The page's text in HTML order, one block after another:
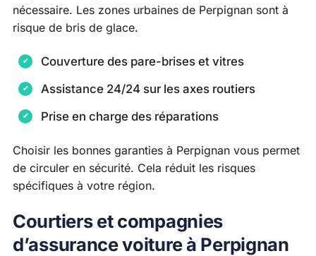
nécessaire. Les zones urbaines de Perpignan sont à
risque de bris de glace.
Couverture des pare-brises et vitres
Assistance 24/24 sur les axes routiers
Prise en charge des réparations
Choisir les bonnes garanties à Perpignan vous permet
de circuler en sécurité. Cela réduit les risques
spécifiques à votre région.
Courtiers et compagnies
d’assurance voiture à Perpignan